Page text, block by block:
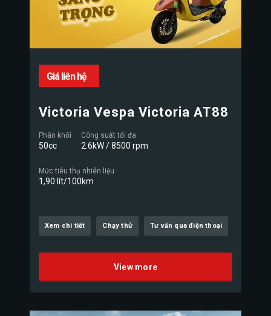
Giá liên hệ
Victoria Vespa Victoria AT88
Phân khối
50cc
Công suất tối đa
2.6kW / 8500 rpm
Mức tiêu thụ nhiên liệu
1,90 lít/100km
Xem chi tiết Chạy thử Tư vấn qua điện thoại
View more